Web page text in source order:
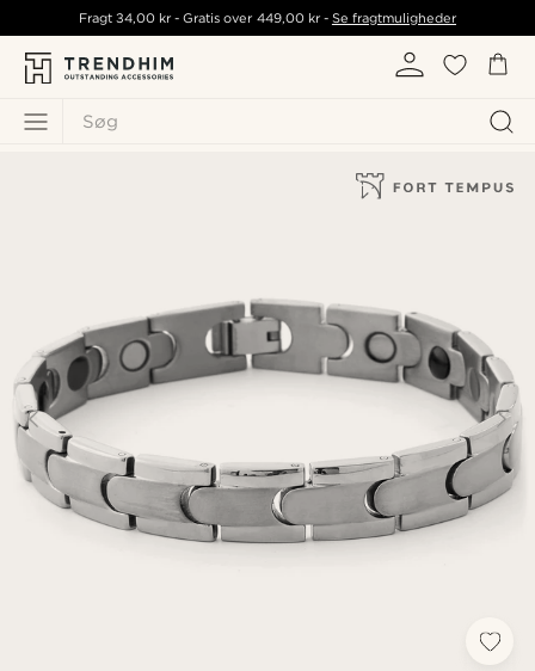
Søg
Fragt34,00 kr - Gratis over 449,00 kr- Se fragtmuligheder